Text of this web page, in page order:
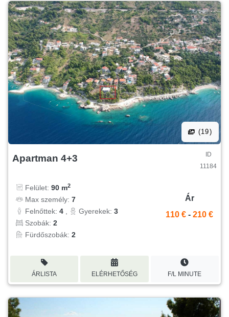
(19)
Apartman 4+3
ID
11184
Felület: 90 m2
Max személy: 7
Felnőttek: 4 , Gyerekek: 3
Szobák: 2
Fürdőszobák: 2
Ár
110 € - 210 €
ÁRLISTA ELÉRHETŐSÉG F/L MINUTE